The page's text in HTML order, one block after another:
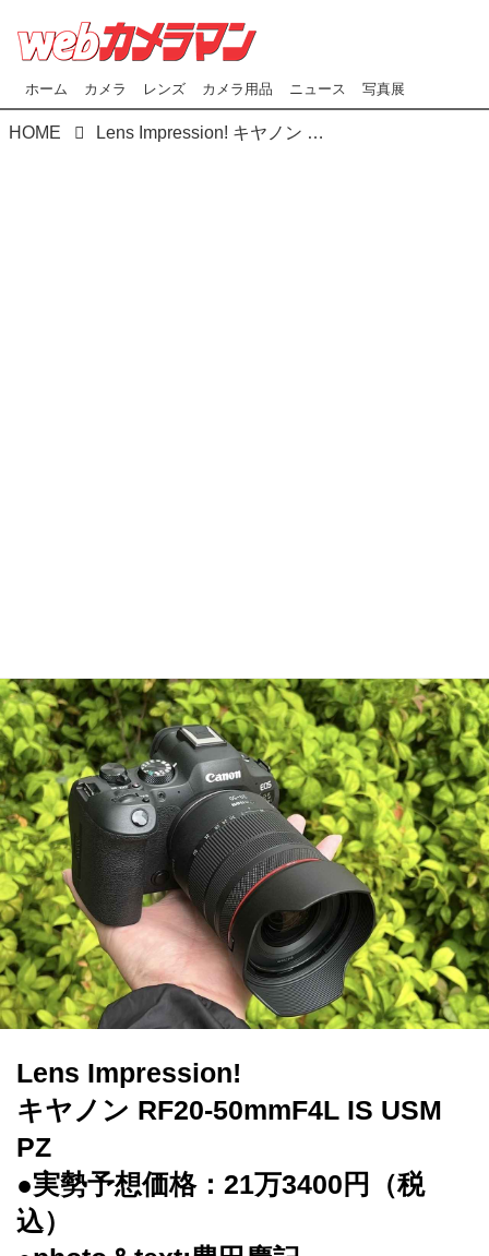
ホーム カメラ レンズ カメラ用品 ニュース 写真展
HOME Lens Impression! キヤノン RF20-50mmF4L IS USM PZ ●実勢予想価格：21万3400円（税込） ●photo＆text:豊田慶記
Lens Impression!
キヤノン RF20-50mmF4L IS USM
PZ
●実勢予想価格：21万3400円（税
込）